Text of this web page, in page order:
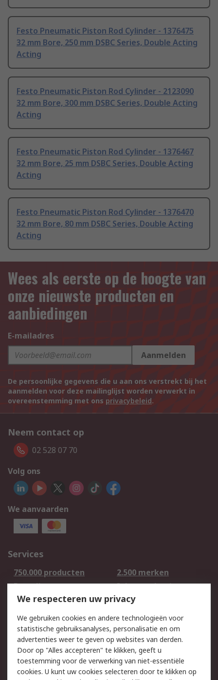
Festo Pneumatic Piston Rod Cylinder - 1376475
32 mm Bore, 250 mm DSBC Series, Double Acting
Acting
Festo Pneumatic Piston Rod Cylinder - 2123090
32 mm Bore, 300 mm DSBC Series, Double Acting
Acting
Festo Pneumatic Piston Rod Cylinder - 1376467
32 mm Bore, 25 mm DSBC Series, Double Acting
Acting
Festo Pneumatic Piston Rod Cylinder - 1376470
32 mm Bore, 80 mm DSBC Series, Double Acting
Acting
Wees als eerste op de hoogte van
onze nieuwste producten en
aanbiedingen
E-mailadres
Aanmelden
De persoonlijke gegevens die u aan ons verstrekt bij het
aanmelden voor deze mailinglijst worden verwerkt in
overeenstemming met ons privacybeleid.
Neem contact op
02 528 07 70
Volg ons
We aanvaarden
Services
750.000 producten
2.500 merken
Bestellen
Inkoopoplossingen
Retouren
Technisch advies
Track & Trace
Wettelijk
Cookiebeleid
Email veiligheid
Privacybeleid -
Websitevoorwaarden
We respecteren uw privacy
We gebruiken cookies en andere technologieën voor
statistische gebruiksanalyses, personalisatie en om
advertenties weer te geven op websites van derden.
Door op "Alles accepteren" te klikken, geeft u
toestemming voor de verwerking van niet-essentiële
cookies. U kunt uw cookies selecteren door te klikken op